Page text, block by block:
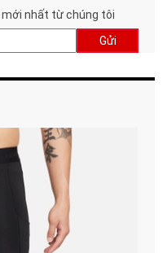
nhất từ chúng tôi
Gửi